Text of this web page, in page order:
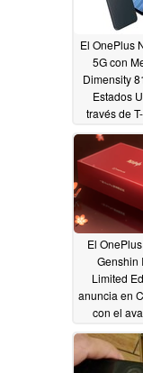
El OnePlus
5G con
Dimensity
Estados
través de
Metro
El
Genshin
Limited
anuncia en
con el
Black
marca en
Unidos